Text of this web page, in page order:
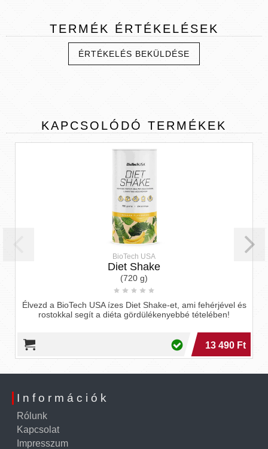
TERMÉK ÉRTÉKELÉSEK
ÉRTÉKELÉS BEKÜLDÉSE
KAPCSOLÓDÓ TERMÉKEK
USA ízes Diet Shake-et, ami fehérjével és
segít a diéta gördülékenyebbé tételében!
13 490 Ft
A BioTech
kimagasló
Információk
Rólunk
Kapcsolat
Impresszum